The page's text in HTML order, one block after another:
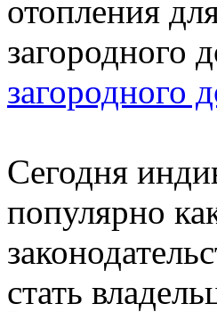
загородного
Сегодня
популярно
стать